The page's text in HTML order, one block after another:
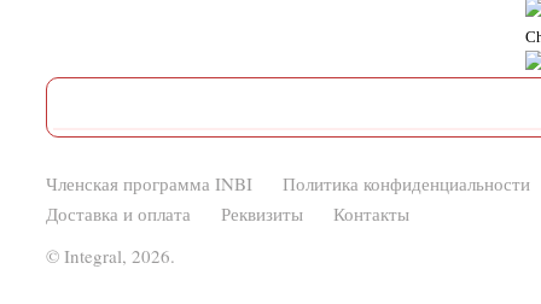
Членская программа INBI
Политика конфиденциальности
Доставка и оплата
Реквизиты
Контакты
© Integral, 2026.